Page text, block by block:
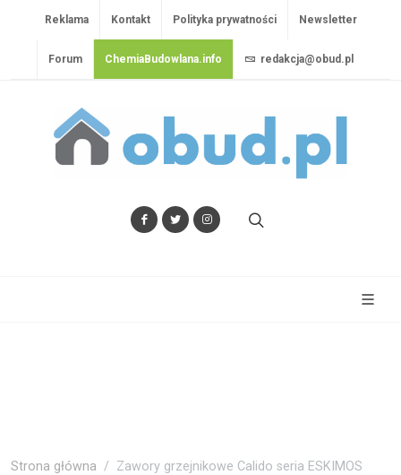
Reklama Kontakt Polityka prywatności Newsletter
Forum ChemiaBudowlana.info redakcja@obud.pl
Strona główna Zawory grzejnikowe Calido seria ESKIMOS